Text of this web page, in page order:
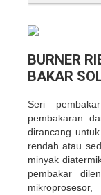
BURNER
BAKAR
Seri
pembakaran
dirancang
rendah atau
minyak
pembakar